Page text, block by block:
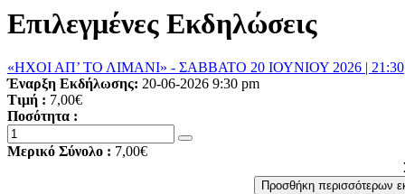
Επιλεγμένες Εκδηλώσεις
«ΗΧΟΙ ΑΠ’ ΤΟ ΛΙΜΑΝΙ» - ΣΑΒΒΑΤΟ 20 ΙΟΥΝΙΟΥ 2026 | 21:30
Έναρξη Εκδήλωσης: 20-06-2026 9:30 pm
Τιμή : 7,00€
Ποσότητα :
Μερικό Σύνολο : 7,00€
Προσθήκη περισσότερων